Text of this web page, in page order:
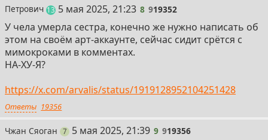
Петрович 13постов
8
5 мая 2025, 21:23 8 919352
У чела умерла сестра, конечно же нужно написать об
этом на своём арт-аккаунте, сейчас сидит срётся с
мимокроками в комментах.
НА-ХУ-Я?
https://x.com/arvalis/status/1919128952104251428
Ответы 19356
Чжан Сяоган 7постов
9
5 мая 2025, 21:39 9 919356